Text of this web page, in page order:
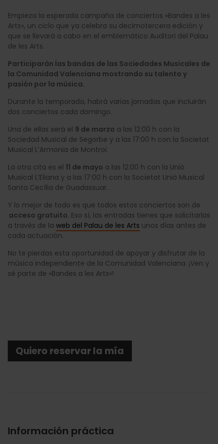
Empieza la esperada campaña de conciertos «Bandes a les
Arts», un ciclo que ya celebra su decimotercera edición y
que se llevará a cabo en el emblemático Auditori del Palau
de les Arts.
Participarán las bandas de las Sociedades Musicales de
la Comunidad Valenciana mostrando su talento y
pasión por la música.
Durante la temporada, habrá varias jornadas que incluirán
dos conciertos cada domingo.
Una de ellas será el 9 de marzo a las 12:00 h con la
Sociedad Musical de Segorbe y a las 17:00 h con la Societat
Musical L’Armonia de Montroi.
La otra cita es el 11 de mayo a las 12:00 h con la Unió
Musical L’Eliana y a las 17:00 h con la Societat Unió Musical
Santa Cecília de Guadassuar.
Y lo mejor de todo es que todos estos conciertos son de
acceso gratuito. Eso sí, las entradas tienes que solicitarlas
a través de la web del Palau de les Arts unos días antes de
cada actuación.
No te pierdas esta oportunidad de apoyar y disfrutar de la
música independiente de la Comunidad Valenciana. ¡Ven y
sé parte de «Bandes a les Arts»!
Quiero reservar la mía
Información práctica